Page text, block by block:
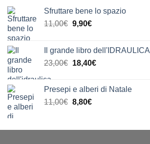
Sfruttare bene lo spazio
11,00€ Il
era:
11,00€.
9,90€Il
è:
9,90€.
Il grande libro dell'IDRAULICA
23,00€ Il
era:
23,00€.
18,40€Il
è:
Presepi e alberi di Natale
11,00€ Il
era:
8,80€Il
è: